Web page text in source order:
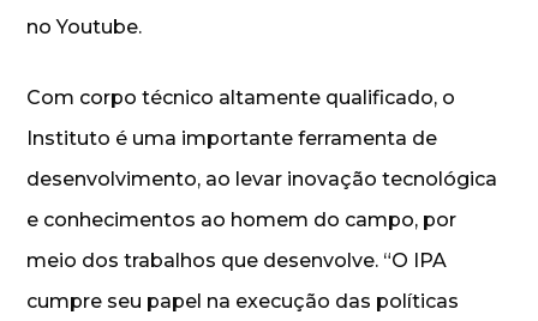
no Youtube.
Com corpo técnico altamente qualificado, o
Instituto é uma importante ferramenta de
desenvolvimento, ao levar inovação tecnológica
e conhecimentos ao homem do campo, por
meio dos trabalhos que desenvolve. “O IPA
cumpre seu papel na execução das políticas